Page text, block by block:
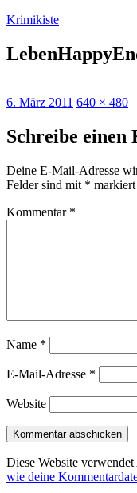
Zum
springen
Krimikiste
Veröffentlicht
6. März 2011 640 × 480
Schreibe einen
Deine E-Mail-Adresse
Felder sind mit * markiert
Kommentar *
Name *
E-Mail-Adresse *
Website
Diese Website
wie deine